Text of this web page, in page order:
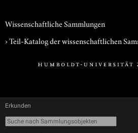
Wissenschaftliche Sammlungen
› Teil-Katalog der wissenschaftlichen
Erkunden